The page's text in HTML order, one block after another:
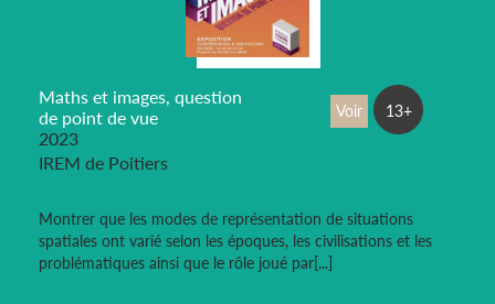
Maths et images, question
de point de vue
2023
IREM de Poitiers
Montrer que les modes de représentation de situations
spatiales ont varié selon les époques, les civilisations et les
problématiques ainsi que le rôle joué par[...]
Voir 13+